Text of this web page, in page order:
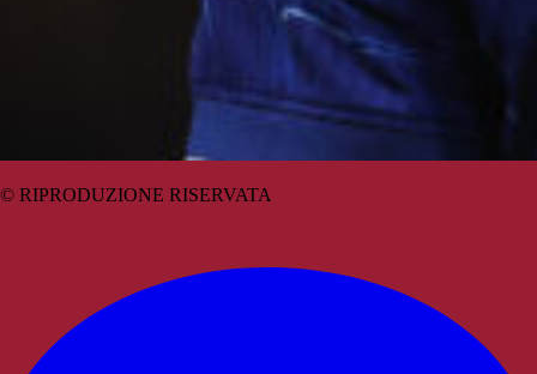
© RIPRODUZIONE RISERVATA